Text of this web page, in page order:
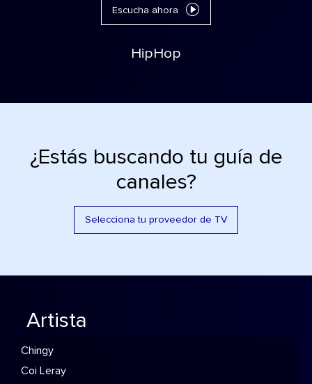
Escucha ahora
HipHop
¿Estás buscando tu guía de
canales?
Selecciona tu proveedor de TV
Artista
Chingy
Coi Leray